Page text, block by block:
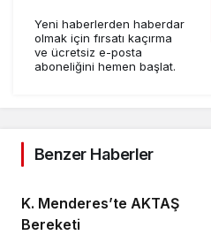
Yeni haberlerden haberdar
olmak için fırsatı kaçırma
ve ücretsiz e-posta
aboneliğini hemen başlat.
Benzer Haberler
K. Menderes’te AKTAŞ
Bereketi